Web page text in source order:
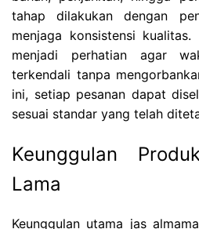
tahap dilakukan dengan
menjaga konsistensi
menjadi perhatian agar
terkendali tanpa
ini, setiap pesanan dapat
sesuai standar yang telah
Keunggulan
Lama
Keunggulan utama jas